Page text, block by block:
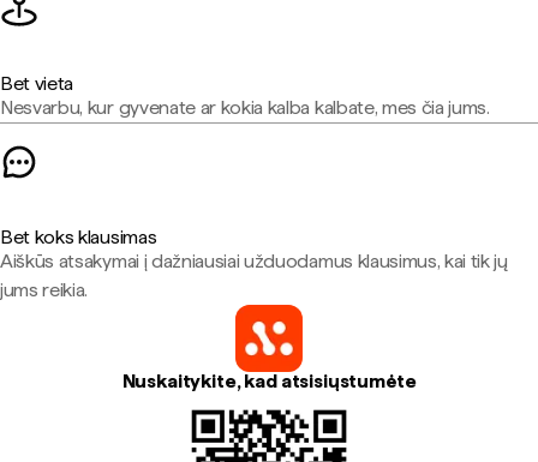
Bet vieta
Nesvarbu, kur gyvenate ar kokia kalba kalbate, mes čia jums.
Bet koks klausimas
Aiškūs atsakymai į dažniausiai užduodamus klausimus, kai tik jų
jums reikia.
Nuskaitykite, kad atsisiųstumėte